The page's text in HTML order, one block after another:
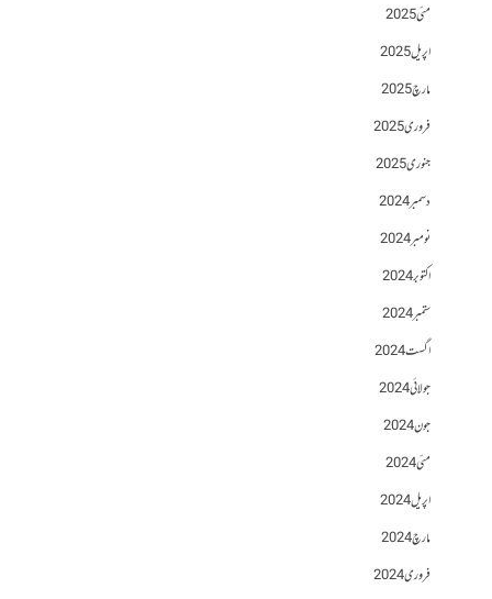
مئی 2025
اپریل 2025
مارچ 2025
فروری 2025
جنوری 2025
دسمبر 2024
نومبر 2024
اکتوبر 2024
ستمبر 2024
اگست 2024
جولائی 2024
جون 2024
مئی 2024
اپریل 2024
مارچ 2024
فروری 2024